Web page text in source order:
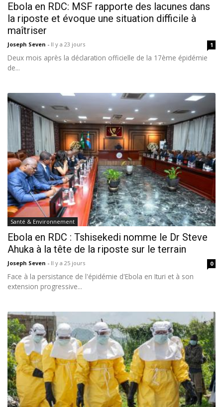
Ebola en RDC: MSF rapporte des lacunes dans
la riposte et évoque une situation difficile à
maîtriser
Joseph Seven - Il y a 23 jours 1
Deux mois après la déclaration officielle de la 17ème épidémie
de...
Santé & Environnement
Ebola en RDC : Tshisekedi nomme le Dr Steve
Ahuka à la tête de la riposte sur le terrain
Joseph Seven - Il y a 25 jours 0
Face à la persistance de l'épidémie d'Ebola en Ituri et à son
extension progressive...